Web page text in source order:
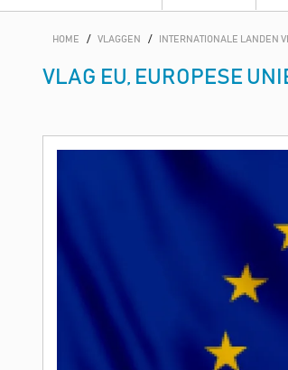
HOME / VLAGGEN / INTERNATIONALE LANDEN
VLAG EU, EUROPESE